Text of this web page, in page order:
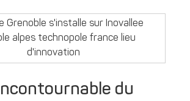
du